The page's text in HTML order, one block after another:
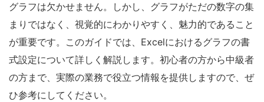
グラフは欠かせません。しかし、グラフがただの数字の集
まりではなく、視覚的にわかりやすく、魅力的であること
が重要です。このガイドでは、Excelにおけるグラフの書
式設定について詳しく解説します。初心者の方から中級者
の方まで、実際の業務で役立つ情報を提供しますので、ぜ
ひ参考にしてください。